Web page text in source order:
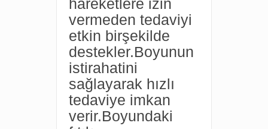
hareketlere izin
vermeden tedaviyi
etkin birşekilde
destekler.Boyunun
istirahatini
sağlayarak hızlı
tedaviye imkan
verir.Boyundaki